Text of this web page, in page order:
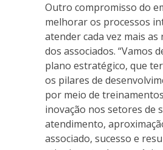
Outro compromisso do
melhorar os processos
atender cada vez mais as
dos associados. “Vamos
plano estratégico, que
os pilares de
por meio de
inovação nos setores de
atendimento,
associado, sucesso e